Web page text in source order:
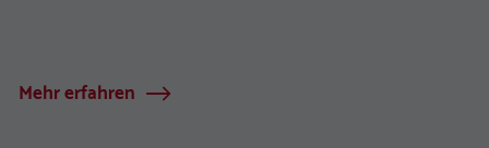
Mehr erfahren